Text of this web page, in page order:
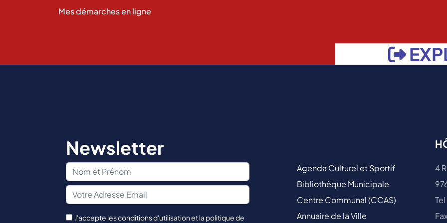
Mes démarches en ligne
Newsletter
J'accepte les conditions d'utilisation et la politique de
Agenda Culturel et Sportif
Bibliothèque Municipale
Centre Communal (CCAS)
Annuaire de la Ville
4